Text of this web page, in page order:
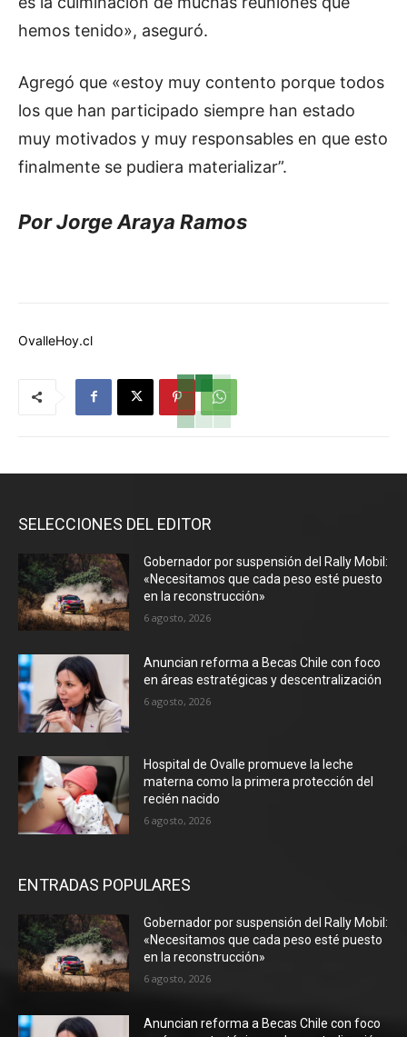
hemos tenido», aseguró.
Agregó que «estoy muy contento porque todos
los que han participado siempre han estado
muy motivados y muy responsables en que esto
finalmente se pudiera materializar”.
Por Jorge Araya Ramos
OvalleHoy.cl
SELECCIONES DEL EDITOR
Gobernador por suspensión del Rally Mobil:
«Necesitamos que cada peso esté puesto
en la reconstrucción»
6 agosto, 2026
Anuncian reforma a Becas Chile con foco
en áreas estratégicas y descentralización
6 agosto, 2026
Hospital de Ovalle promueve la leche
materna como la primera protección del
recién nacido
6 agosto, 2026
ENTRADAS POPULARES
Gobernador por suspensión del Rally Mobil:
«Necesitamos que cada peso esté puesto
en la reconstrucción»
6 agosto, 2026
Anuncian reforma a Becas Chile con foco